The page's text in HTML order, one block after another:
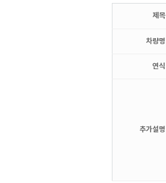
제목
차량명
연식
추가설명